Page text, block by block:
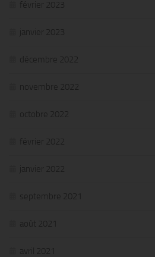
février 2023
janvier 2023
décembre 2022
novembre 2022
octobre 2022
février 2022
janvier 2022
septembre 2021
août 2021
avril 2021